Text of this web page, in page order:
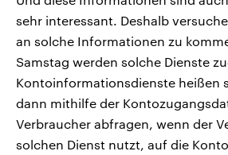
sehr interessant. Deshalb
an solche Informationen zu
Samstag werden solche Dienste
Kontoinformationsdienste heißen
dann mithilfe der
Verbraucher abfragen, wenn der
solchen Dienst nutzt, auf die